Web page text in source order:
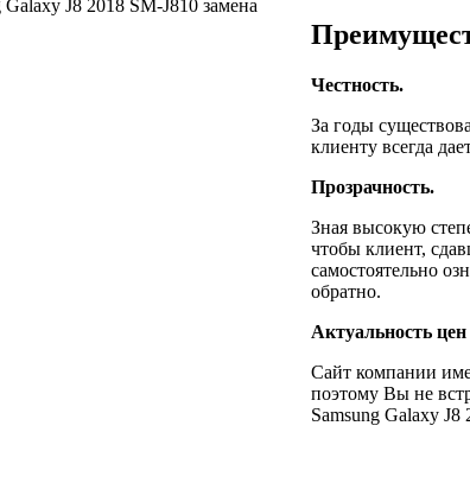
Честность.
За годы
клиенту всегда
Прозрачность.
Зная высокую
чтобы клиент,
самостоятельно
обратно.
Актуальность
Сайт компании
поэтому Вы не
Samsung Galaxy